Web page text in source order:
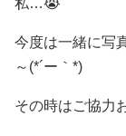
私…😭
今度は一緒に写
～(*´ー｀*)
その時はご協力